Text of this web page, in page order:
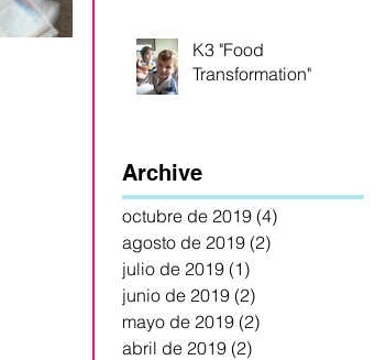
K3 "Food
Transformation"
Archive
octubre de 2019 (4)
agosto de 2019 (2)
julio de 2019 (1)
junio de 2019 (2)
mayo de 2019 (2)
abril de 2019 (2)